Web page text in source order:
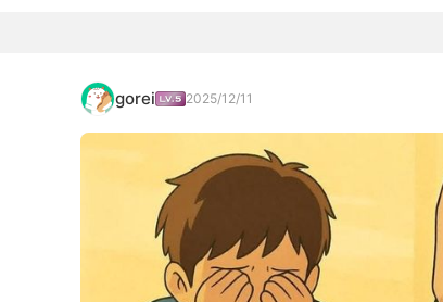
gorei 2025/12/11